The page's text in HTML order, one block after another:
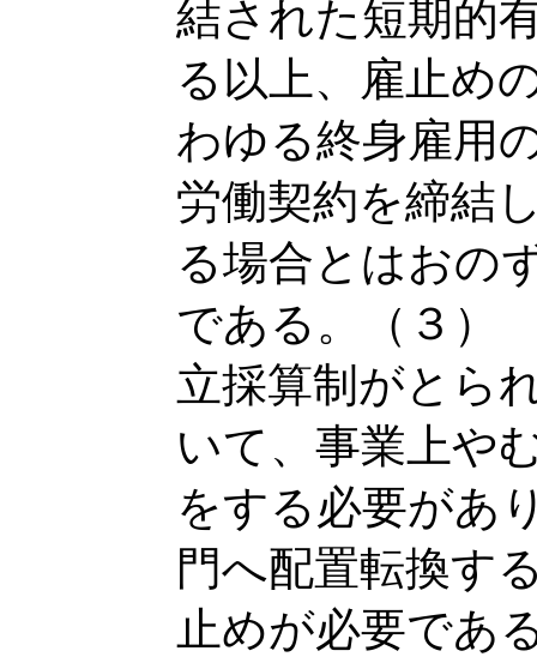
結された短期的
る以上、雇止め
わゆる終身雇用
労働契約を締結
る場合とはおの
である。（３）
立採算制がとら
いて、事業上や
をする必要があ
門へ配置転換す
止めが必要であ